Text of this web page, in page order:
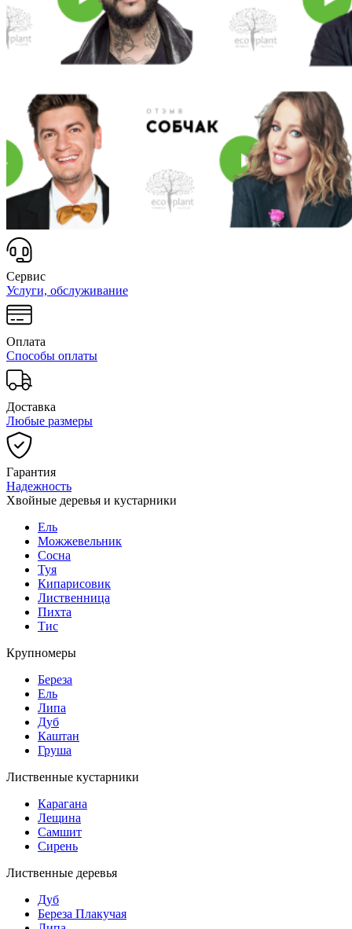
Сервис
Услуги, обслуживание
Оплата
Способы оплаты
Доставка
Любые размеры
Гарантия
Надежность
Хвойные деревья и кустарники
Ель
Можжевельник
Сосна
Туя
Кипарисовик
Лиственница
Пихта
Тис
Крупномеры
Береза
Ель
Липа
Дуб
Каштан
Груша
Лиственные кустарники
Карагана
Лещина
Самшит
Сирень
Лиственные деревья
Дуб
Береза Плакучая